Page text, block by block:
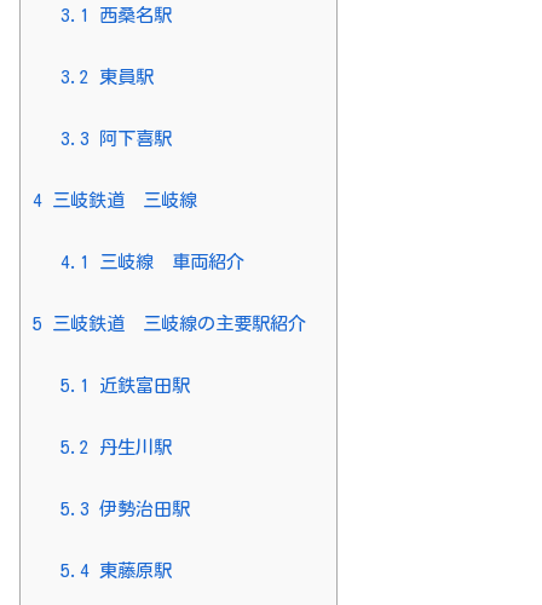
3.1 西桑名駅
3.2 東員駅
3.3 阿下喜駅
4 三岐鉄道 三岐線
4.1 三岐線 車両紹介
5 三岐鉄道 三岐線の主要駅紹介
5.1 近鉄富田駅
5.2 丹生川駅
5.3 伊勢治田駅
5.4東藤原駅